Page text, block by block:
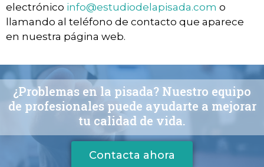
electrónico info@estudiodelapisada.com o
llamando al teléfono de contacto que aparece
en nuestra página web.
¿Problemas en la pisada? Nuestro equipo
de profesionales puede ayudarte a mejorar
tu calidad de vida.
Contacta ahora